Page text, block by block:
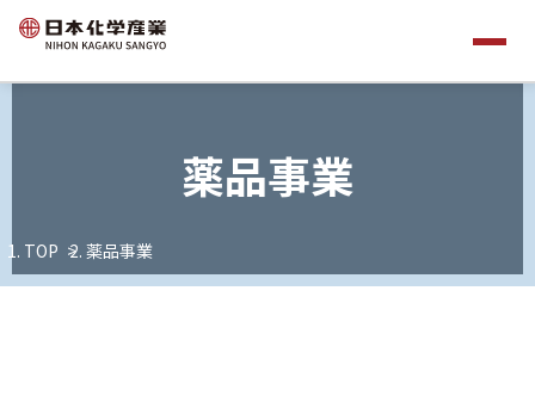
薬品事業
TOP 薬品事業